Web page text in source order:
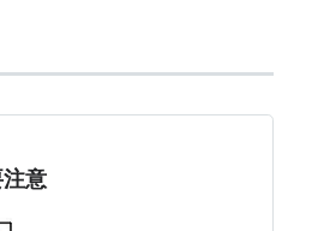
意